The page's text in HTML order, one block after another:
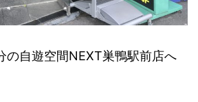
の自遊空間NEXT巣鴨駅前店へ